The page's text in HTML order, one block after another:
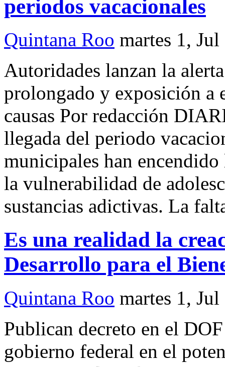
periodos vacacionales
Quintana Roo martes 1,
Autoridades lanzan la
prolongado y exposición a
causas Por redacción
llegada del periodo
municipales han
la vulnerabilidad de
sustancias adictivas. La
Es una realidad la
Desarrollo para el
Quintana Roo martes 1,
Publican decreto en el
gobierno federal en el